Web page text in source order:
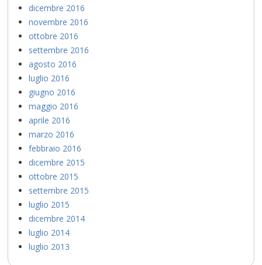
dicembre 2016
novembre 2016
ottobre 2016
settembre 2016
agosto 2016
luglio 2016
giugno 2016
maggio 2016
aprile 2016
marzo 2016
febbraio 2016
dicembre 2015
ottobre 2015
settembre 2015
luglio 2015
dicembre 2014
luglio 2014
luglio 2013